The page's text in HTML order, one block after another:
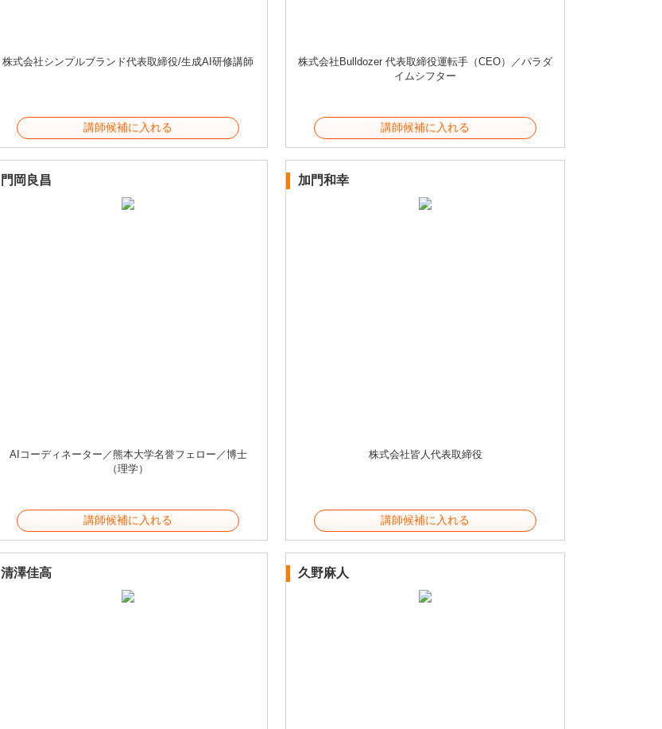
株式会社シンプルブランド代表取締役/生成AI研修講師
講師候補に入れる
株式会社Bulldozer 代表取締役運転手（CEO）／パラダ
イムシフター
講師候補に入れる
門岡良昌
AIコーディネーター／熊本大学名誉フェロー／博士
（理学）
講師候補に入れる
加門和幸
株式会社皆人代表取締役
講師候補に入れる
清澤佳高 久野麻人